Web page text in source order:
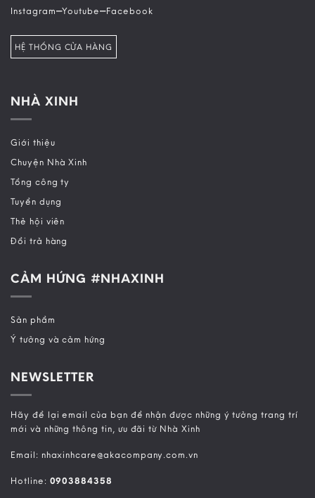
Instagram–Youtube–Facebook
HỆ THỐNG CỬA HÀNG
NHÀ XINH
Giới thiệu
Chuyện Nhà Xinh
Tổng công ty
Tuyển dụng
Thẻ hội viên
Đổi trả hàng
CẢM HỨNG #NHAXINH
Sản phẩm
Ý tưởng và cảm hứng
NEWSLETTER
Hãy để lại email của bạn để nhận được những ý tưởng trang trí
mới và những thông tin, ưu đãi từ Nhà Xinh
Email: nhaxinhcare@akacompany.com.vn
Hotline: 0903884358